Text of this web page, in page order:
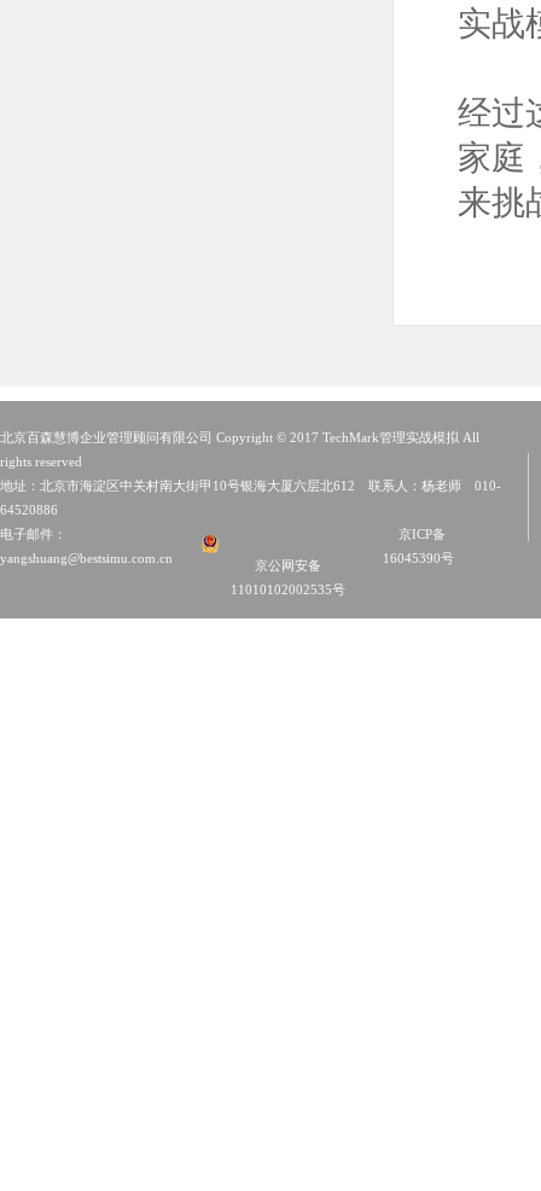
实战
经过
家庭
来挑
北京百森慧博企业管理顾问有限公司 Copyright © 2017 TechMark管理实战模拟 All
rights reserved
地址：北京市海淀区中关村南大街甲10号银海大厦六层北612 联系人：杨老师 010-
64520886
电子邮件：
yangshuang@bestsimu.com.cn
京公网安备
11010102002535号
京ICP备
16045390号